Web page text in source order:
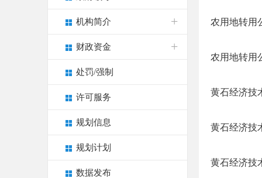
机构简介
财政资金
处罚/强制
许可服务
规划信息
规划计划
数据发布
农用地转用
农用地转用
黄石经济技
黄石经济技
黄石经济技